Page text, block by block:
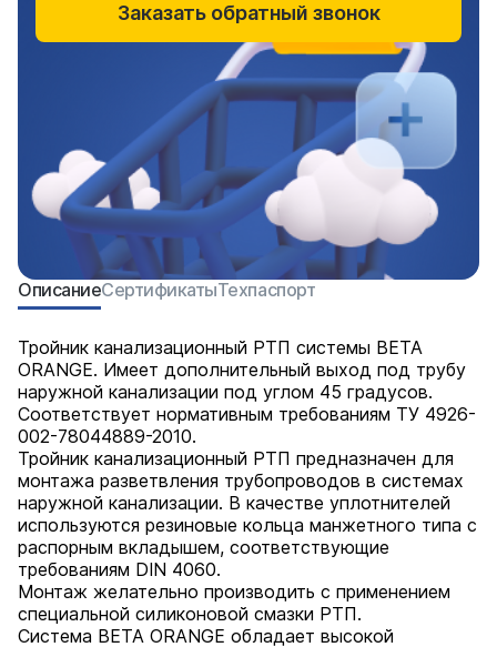
ОписаниеСертификатыТехпаспорт
Тройник канализационный РТП системы BETA
ORANGE. Имеет дополнительный выход под трубу
наружной канализации под углом 45 градусов.
Соответствует нормативным требованиям ТУ 4926-
002-78044889-2010.
Тройник канализационный РТП предназначен для
монтажа разветвления трубопроводов в системах
наружной канализации. В качестве уплотнителей
используются резиновые кольца манжетного типа с
распорным вкладышем, соответствующие
требованиям DIN 4060.
Монтаж желательно производить с применением
специальной силиконовой смазки РТП.
Система BETA ORANGE обладает высокой
Заказать обратный звонок